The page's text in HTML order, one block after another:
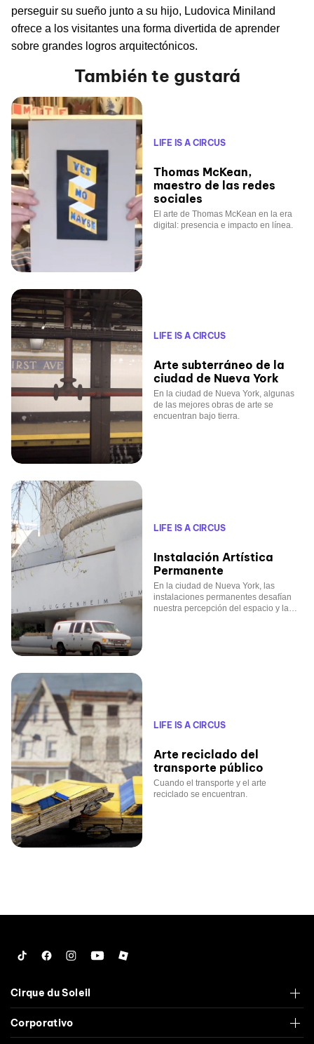
perseguir su sueño junto a su hijo, Ludovica Miniland
ofrece a los visitantes una forma divertida de aprender
sobre grandes logros arquitectónicos.
También te gustará
LIFE IS A CIRCUS
Thomas McKean,
maestro de las redes
sociales
El arte de Thomas McKean en la era
digital: presencia e impacto en línea.
LIFE IS A CIRCUS
Arte subterráneo de la
ciudad de Nueva York
En la ciudad de Nueva York, algunas
de las mejores obras de arte se
encuentran bajo tierra.
LIFE IS A CIRCUS
Instalación Artística
Permanente
En la ciudad de Nueva York, las
instalaciones permanentes desafían
nuestra percepción del espacio y la
LIFE IS A CIRCUS
Arte reciclado del
transporte público
Cuando el transporte y el arte
reciclado se encuentran.
TiktokFacebook
Instagram
YouTubeRoblox
Cirque du Soleil
Corporativo